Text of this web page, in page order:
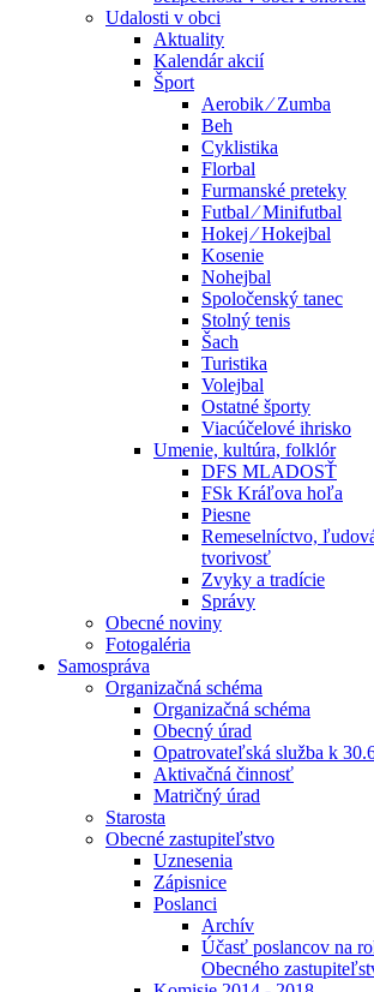
Udalosti v obci
Aktuality
Kalendár akcií
Šport
Aerobik ⁄ Zumba
Beh
Cyklistika
Florbal
Furmanské preteky
Futbal ⁄ Minifutbal
Hokej ⁄ Hokejbal
Kosenie
Nohejbal
Spoločenský tanec
Stolný tenis
Šach
Turistika
Volejbal
Ostatné športy
Viacúčelové ihrisko
Umenie, kultúra, folklór
DFS MLADOSŤ
FSk Kráľova hoľa
Piesne
Remeselníctvo,
tvorivosť
Zvyky a tradície
Správy
Obecné noviny
Fotogaléria
Samospráva
Organizačná schéma
Organizačná schéma
Obecný úrad
Opatrovateľská služba k
Aktivačná činnosť
Matričný úrad
Starosta
Obecné zastupiteľstvo
Uznesenia
Zápisnice
Poslanci
Archív
Účasť poslancov na
Obecného